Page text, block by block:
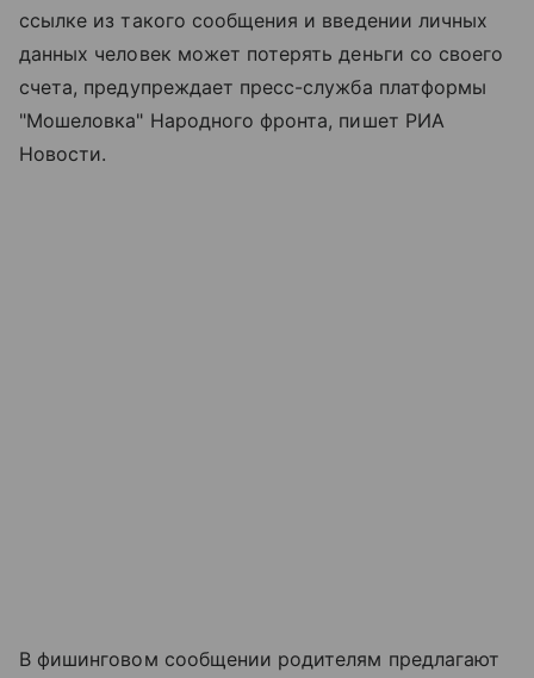
ссылке из такого сообщения и введении личных
данных человек может потерять деньги со своего
счета, предупреждает пресс-служба платформы
"Мошеловка" Народного фронта, пишет РИА
Новости.
В фишинговом сообщении родителям предлагают